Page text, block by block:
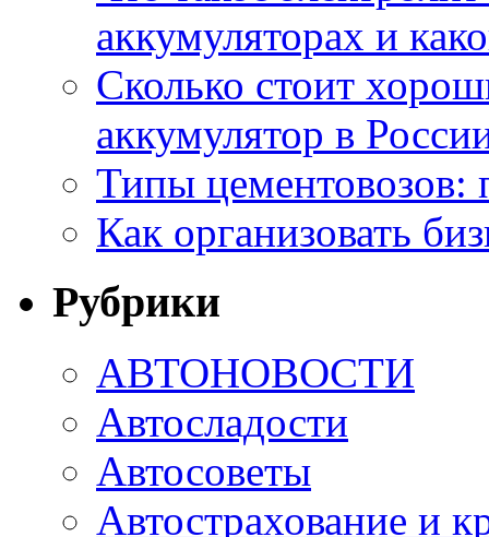
аккумуляторах и
Сколько стоит
аккумулятор в
Типы цементовозов:
Как организовать
Рубрики
АВТОНОВОСТИ
Автосладости
Автосоветы
Автострахование и